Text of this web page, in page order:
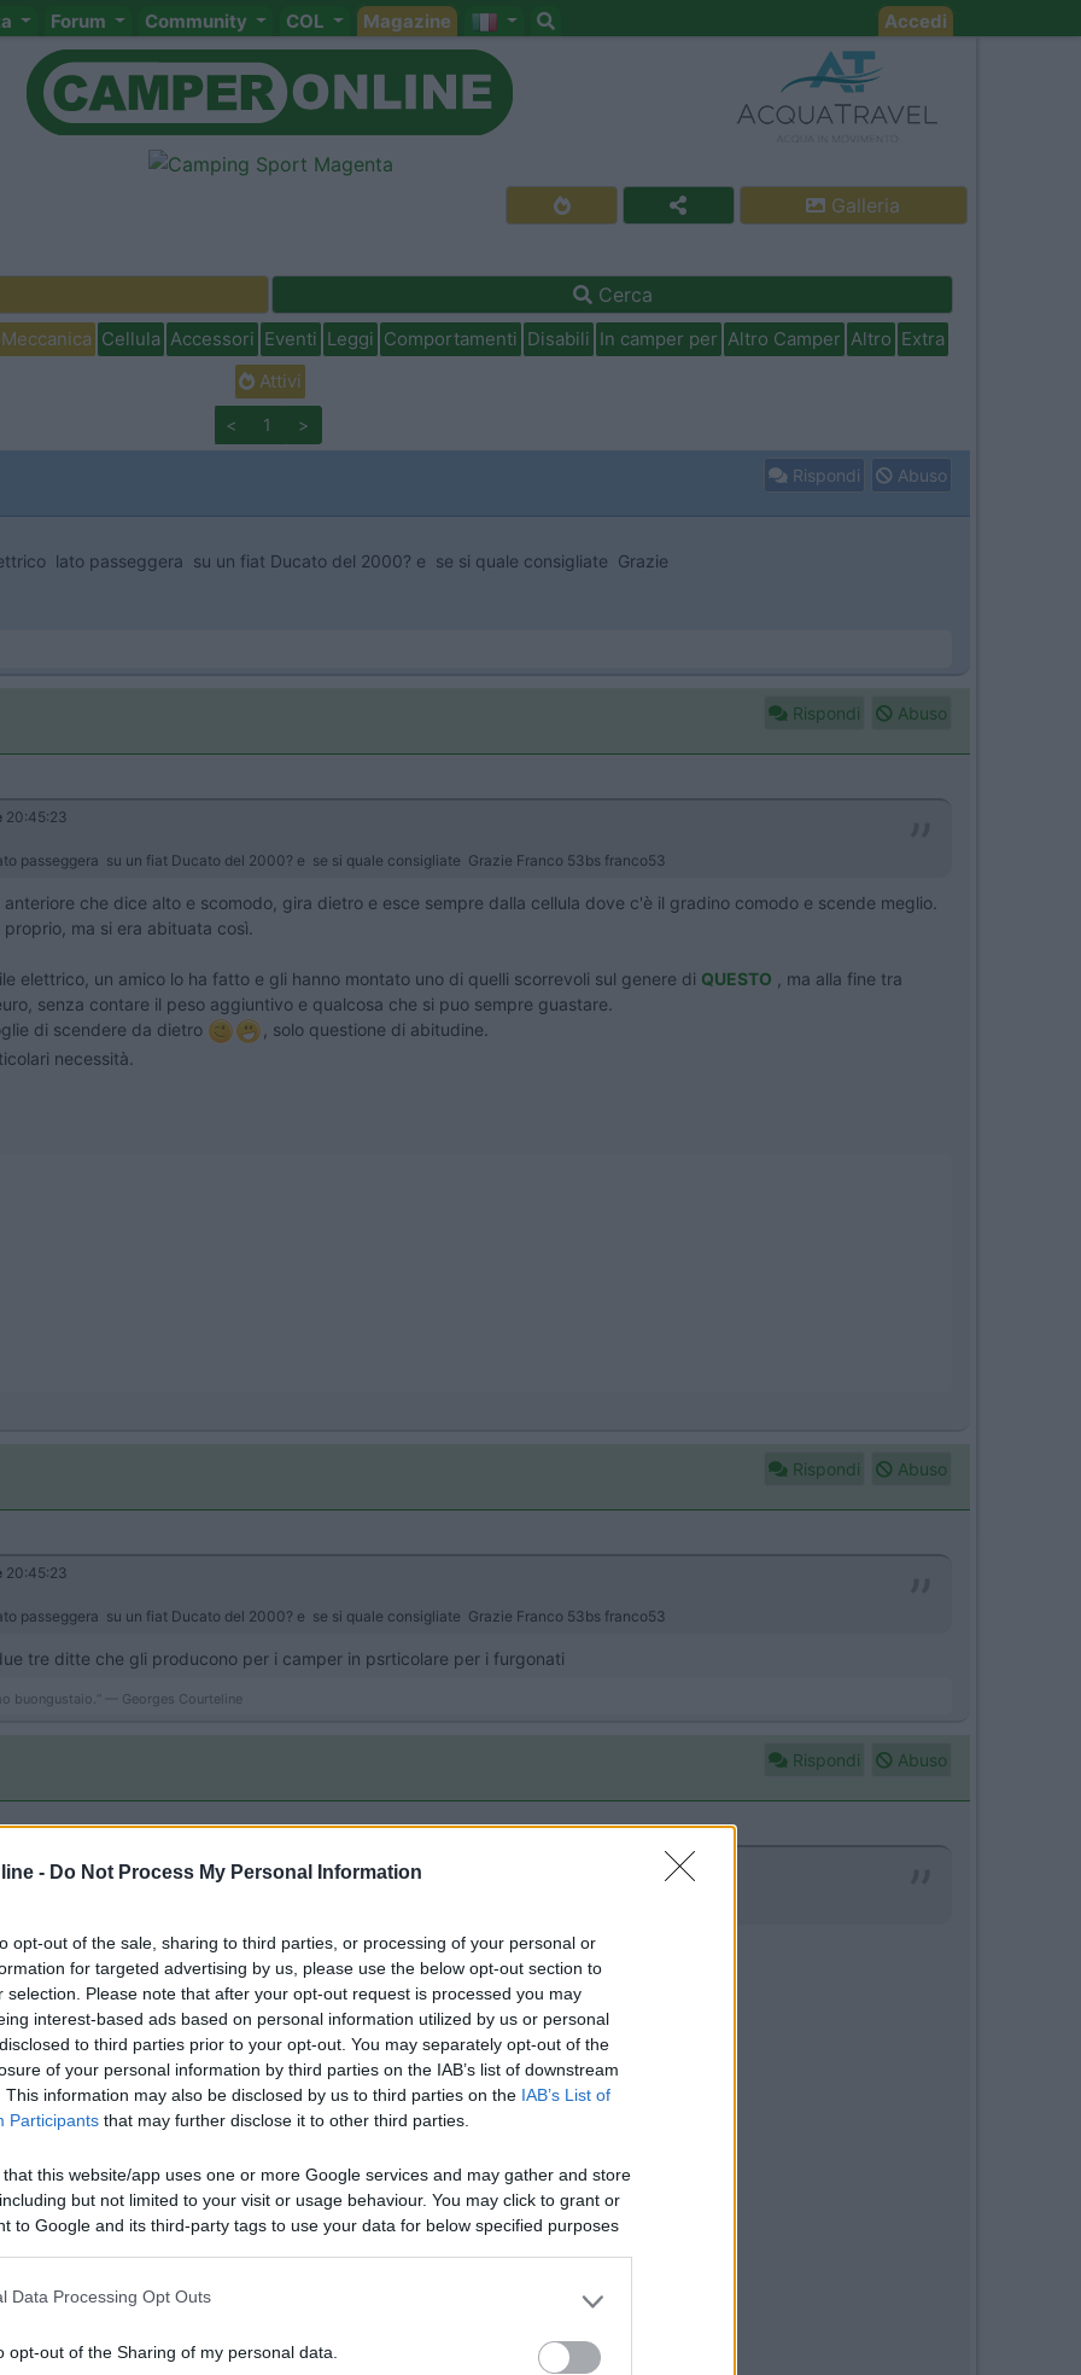
- Do Not Process My Personal Information
opt-out of the sale, sharing to third parties, or processing of your personal or
for targeted advertising by us, please use the below opt-out section to
selection. Please note that after your opt-out request is processed you may
interest-based ads based on personal information utilized by us or personal
to third parties prior to your opt-out. You may separately opt-out of the
of your personal information by third parties on the IAB’s list of downstream
This information may also be disclosed by us to third parties on the IAB’s List of
Participants that may further disclose it to other third parties.
that this website/app uses one or more Google services and may gather and store
but not limited to your visit or usage behaviour. You may click to grant or
to Google and its third-party tags to use your data for below specified purposes
Data Processing Opt Outs
opt-out of the Sharing of my personal data.
Forum Community COL Magazine Accedi
Galleria
Cerca
Meccanica Cellula Accessori Eventi Leggi Comportamenti Disabili In camper per Altro Camper Altro Extra
Attivi
< 1 >
Rispondi Abuso
lato passeggera su un fiat Ducato del 2000? e se si quale consigliate Grazie
Rispondi Abuso
20:45:23
passeggera su un fiat Ducato del 2000? e se si quale consigliate Grazie Franco 53bs franco53
che dice alto e scomodo, gira dietro e esce sempre dalla cellula dove c'è il gradino comodo e scende meglio.
ma si era abituata così.
elettrico, un amico lo ha fatto e gli hanno montato uno di quelli scorrevoli sul genere di QUESTO
, ma alla fine tra
senza contare il peso aggiuntivo e qualcosa che si puo sempre guastare.
di scendere da dietro
, solo questione di abitudine.
necessità.
Rispondi Abuso
20:45:23
passeggera su un fiat Ducato del 2000? e se si quale consigliate Grazie Franco 53bs franco53
tre ditte che gli producono per i camper in psrticolare per i furgonati
buongustaio.“ — Georges Courteline
Rispondi Abuso
20:45:23
passeggera su un fiat Ducato del 2000? e se si quale consigliate Grazie Franco 53bs franco53